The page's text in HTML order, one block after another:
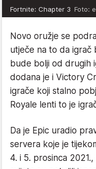
Fortnite: Chapter 3 Foto:
Novo oružje se
utječe na to da
bude bolji od drugih
dodana je i Victory
igrače koji stalno
Royale lenti to je
Da je Epic uradio
servera koje je
4. i 5. prosinca